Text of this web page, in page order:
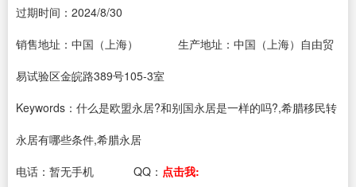
过期时间： 2024/8/30
销售地址：中国（上海）
生产地址：中国（上海）自由贸
易试验区金皖路389号105-3室
Keywords：什么是欧盟永居?和别国永居是一样的吗?,希腊移民转
永居有哪些条件,希腊永居
电话： 暂无手机 QQ： 点击我: